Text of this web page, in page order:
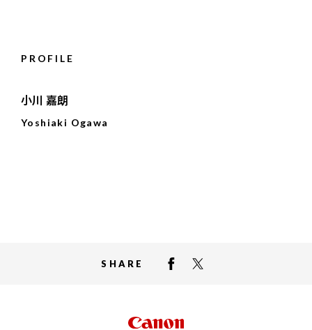
PROFILE
小川 嘉朗
Yoshiaki Ogawa
SHARE